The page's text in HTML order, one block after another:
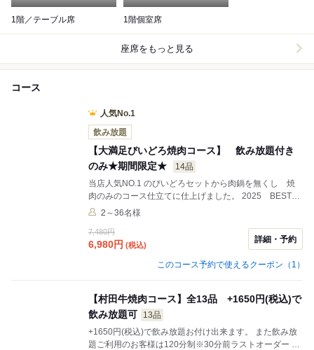
1階／テーブル席 1階個室席
座席をもっと見る
コース
人気No.1
飲み放題
【大満足びいどろ焼肉コース】 飲み放題付き
のみ★期間限定★
14品
当店人気NO.1 のびいどろセットから肉鍋を無くし 焼
肉のみのコース仕立てに仕上げました。 2025 BEST1
特選タン BEST2 特選ハラミ に加え 当店自慢の国産
+子供部門BEST1ソーセージ も盛り込みました。 他の
焼肉コースに比べ ボリュームも満点となっていますの
選び頂いては如何でしょうか！？
2～36名様
7,480円
6,980円 (税込)
詳細・予約
このコース予約で使えるクーポン（1）
【村田牛焼肉コース】全13品 +1650円(税込)で
飲み放題可
13品
+1650円(税込)で飲み放題お付け出来ます。 また飲み放
題ご利用のお客様は120分制※30分前ラストオーダー ◆